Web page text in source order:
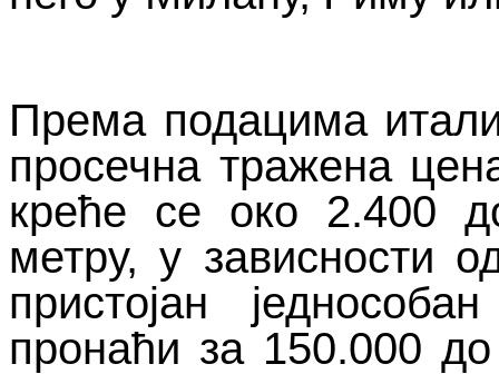
Према подацима
просечна тражена
креће се око 2.400
метру, у зависности
пристојан
пронаћи за 150.000